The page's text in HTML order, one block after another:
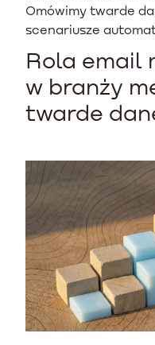
Omówimy twarde
scenariusze
Rola email
w branży
twarde